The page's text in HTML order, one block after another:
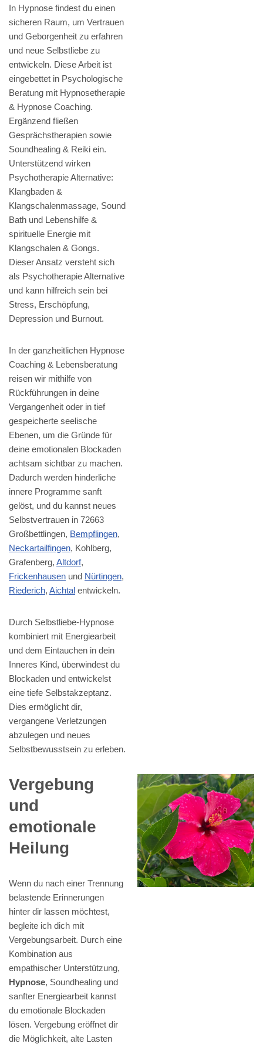
In Hypnose findest du einen
sicheren Raum, um Vertrauen
und Geborgenheit zu erfahren
und neue Selbstliebe zu
entwickeln. Diese Arbeit ist
eingebettet in Psychologische
Beratung mit Hypnosetherapie
& Hypnose Coaching.
Ergänzend fließen
Gesprächstherapien sowie
Soundhealing & Reiki ein.
Unterstützend wirken
Psychotherapie Alternative:
Klangbaden &
Klangschalenmassage, Sound
Bath und Lebenshilfe &
spirituelle Energie mit
Klangschalen & Gongs.
Dieser Ansatz versteht sich
als Psychotherapie Alternative
und kann hilfreich sein bei
Stress, Erschöpfung,
Depression und Burnout.
In der ganzheitlichen Hypnose
Coaching & Lebensberatung
reisen wir mithilfe von
Rückführungen in deine
Vergangenheit oder in tief
gespeicherte seelische
Ebenen, um die Gründe für
deine emotionalen Blockaden
achtsam sichtbar zu machen.
Dadurch werden hinderliche
innere Programme sanft
gelöst, und du kannst neues
Selbstvertrauen in 72663
Großbettlingen, Bempflingen,
Neckartailfingen, Kohlberg,
Grafenberg, Altdorf,
Frickenhausen und Nürtingen,
Riederich, Aichtal entwickeln.
Durch Selbstliebe-Hypnose
kombiniert mit Energiearbeit
und dem Eintauchen in dein
Inneres Kind, überwindest du
Blockaden und entwickelst
eine tiefe Selbstakzeptanz.
Dies ermöglicht dir,
vergangene Verletzungen
abzulegen und neues
Selbstbewusstsein zu erleben.
Vergebung
und
emotionale
Heilung
Wenn du nach einer Trennung
belastende Erinnerungen
hinter dir lassen möchtest,
begleite ich dich mit
Vergebungsarbeit. Durch eine
Kombination aus
empathischer Unterstützung,
Hypnose, Soundhealing und
sanfter Energiearbeit kannst
du emotionale Blockaden
lösen. Vergebung eröffnet dir
die Möglichkeit, alte Lasten